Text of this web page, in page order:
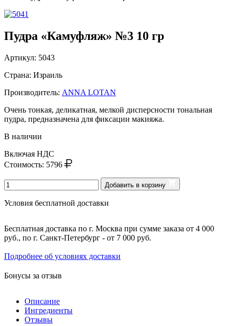
Пудра «Камуфляж» №3 10 гр
Артикул: 5043
Страна: Израиль
Производитель: ANNA LOTAN
Очень тонкая, деликатная, мелкой дисперсности тональная
пудра, предназначена для фиксации макияжа.
В наличии
Включая НДС
Стоимость: 5796
Добавить в корзину
Условия бесплатной доставки
Бесплатная доставка по г. Москва при сумме заказа от 4 000
руб., по г. Санкт-Петербург - от 7 000 руб.
Подробнее об условиях доставки
Бонусы за отзыв
Описание
Ингредиенты
Отзывы